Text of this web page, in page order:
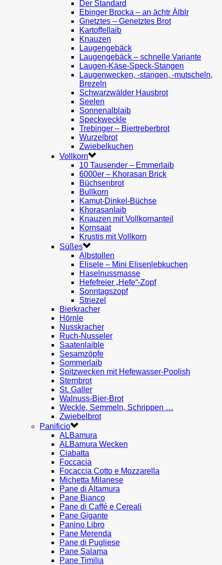
Der Standard
Ebinger Brocka – an ächtr Älblr
Gnetztes – Genetztes Brot
Kartoffellaib
Knauzen
Laugengebäck
Laugengebäck – schnelle Variante
Laugen-Käse-Speck-Stangen
Laugenwecken, -stangen, -mutscheln,
Brezeln
Schwarzwälder Hausbrot
Seelen
Sonnenalblaib
Speckweckle
Trebinger – Biertreberbrot
Wurzelbrot
Zwiebelkuchen
Vollkorn
10 Tausender – Emmerlaib
6000er – Khorasan Brick
Büchsenbrot
Bullkorn
Kamut-Dinkel-Büchse
Khorasanlaib
Knauzen mit Vollkornanteil
Kornsaat
Krustis mit Vollkorn
Süßes
Albstollen
Elisele – Mini Elisenlebkuchen
Haselnussmasse
Hefefreier „Hefe“-Zopf
Sonntagszopf
Striezel
Bierkracher
Hörnle
Nusskracher
Ruch-Nusseler
Saatenlaible
Sesamzöpfe
Sommerlaib
Spitzwecken mit Hefewasser-Poolish
Sternbrot
St. Galler
Walnuss-Bier-Brot
Weckle, Semmeln, Schrippen …
Zwiebelbrot
Panificio
ALBamura
ALBamura Wecken
Ciabatta
Foccacia
Focaccia Cotto e Mozzarella
Michetta Milanese
Pane di Altamura
Pane Bianco
Pane di Caffé e Cereali
Pane Gigante
Panino Libro
Pane Merenda
Pane di Pugliese
Pane Salama
Pane Timilia